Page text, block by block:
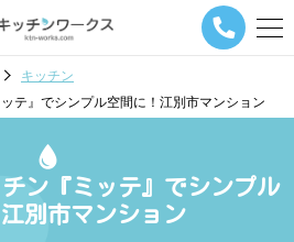
メ
ナ
ー
シ
キッチン
テ』でシンプル空間に！江別市マンション
チン『ミッテ』でシンプル
別市マンション